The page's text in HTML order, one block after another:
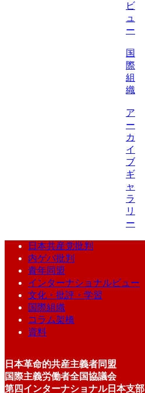
ビ
ュ
ー
国
際
組
織
ア
ー
カ
イ
ブ
ギ
ャ
ラ
リ
ー
日本共産党批判
内ゲバ批判
青年同盟
インターナショナルビュー
文化・批評・学習
国際組織
コラム架橋
資料
日本革命的共産主義者同盟
国際主義労働者全国協議会
第四インターナショナル日本支部